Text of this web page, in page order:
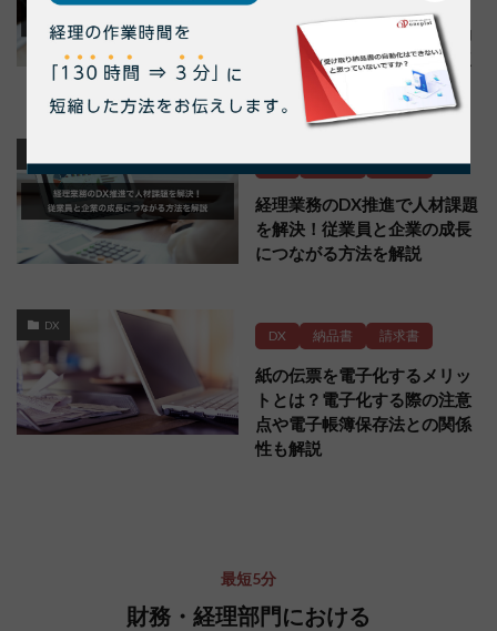
納品書・請求書管理とは？効
率化の方法や電子化の注意点
も解説
DX 納品書 請求書
経理業務のDX推進で人材課題
を解決！従業員と企業の成長
につながる方法を解説
DX
DX 納品書 請求書
紙の伝票を電子化するメリッ
トとは？電子化する際の注意
点や電子帳簿保存法との関係
性も解説
最短5分
財務・経理部門における